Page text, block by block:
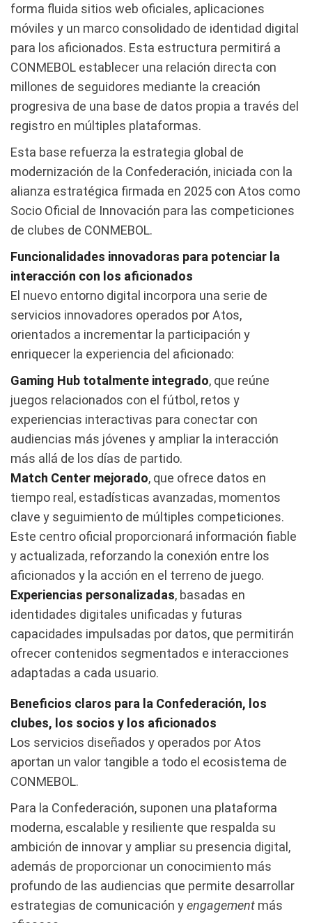
forma fluida sitios web oficiales, aplicaciones
móviles y un marco consolidado de identidad digital
para los aficionados. Esta estructura permitirá a
CONMEBOL establecer una relación directa con
millones de seguidores mediante la creación
progresiva de una base de datos propia a través del
registro en múltiples plataformas.
Esta base refuerza la estrategia global de
modernización de la Confederación, iniciada con la
alianza estratégica firmada en 2025 con Atos como
Socio Oficial de Innovación para las competiciones
de clubes de CONMEBOL.
Funcionalidades innovadoras para potenciar la
interacción con los aficionados
El nuevo entorno digital incorpora una serie de
servicios innovadores operados por Atos,
orientados a incrementar la participación y
enriquecer la experiencia del aficionado:
Gaming Hub totalmente integrado, que reúne
juegos relacionados con el fútbol, retos y
experiencias interactivas para conectar con
audiencias más jóvenes y ampliar la interacción
más allá de los días de partido.
Match Center mejorado, que ofrece datos en
tiempo real, estadísticas avanzadas, momentos
clave y seguimiento de múltiples competiciones.
Este centro oficial proporcionará información fiable
y actualizada, reforzando la conexión entre los
aficionados y la acción en el terreno de juego.
Experiencias personalizadas, basadas en
identidades digitales unificadas y futuras
capacidades impulsadas por datos, que permitirán
ofrecer contenidos segmentados e interacciones
adaptadas a cada usuario.
Beneficios claros para la Confederación, los
clubes, los socios y los aficionados
Los servicios diseñados y operados por Atos
aportan un valor tangible a todo el ecosistema de
CONMEBOL.
Para la Confederación, suponen una plataforma
moderna, escalable y resiliente que respalda su
ambición de innovar y ampliar su presencia digital,
además de proporcionar un conocimiento más
profundo de las audiencias que permite desarrollar
estrategias de comunicación yengagement más